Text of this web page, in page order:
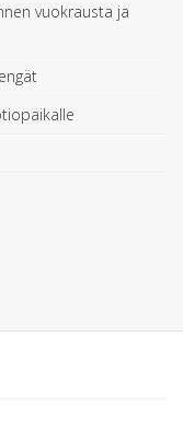
vuokrausta ja